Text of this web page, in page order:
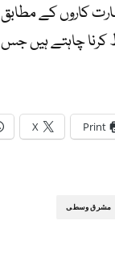
کاروں کے
چاہتے ہیں جس
Print
X
مشرق وسطی